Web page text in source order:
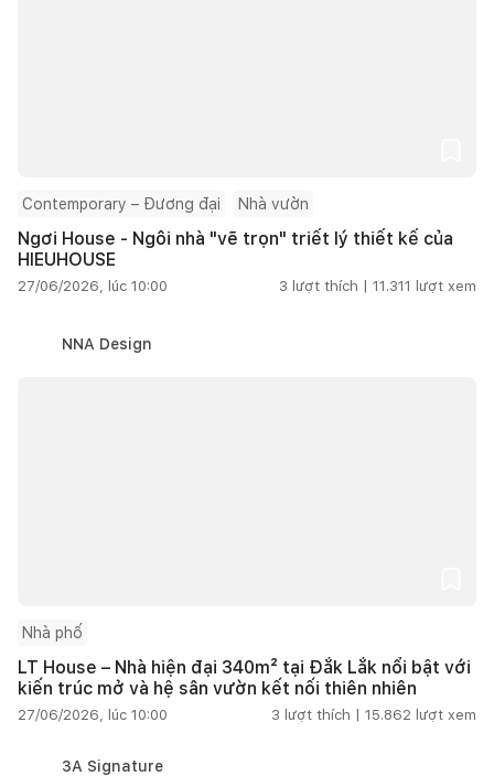
Contemporary – Đương đại Nhà vườn
Ngơi House - Ngôi nhà "vẽ trọn" triết lý thiết kế của
HIEUHOUSE
27/06/2026, lúc 10:00 3 lượt thích | 11.311 lượt xem
NNA Design
Nhà phố
LT House – Nhà hiện đại 340m² tại Đắk Lắk nổi bật với
kiến trúc mở và hệ sân vườn kết nối thiên nhiên
27/06/2026, lúc 10:00 3 lượt thích | 15.862 lượt xem
3A Signature